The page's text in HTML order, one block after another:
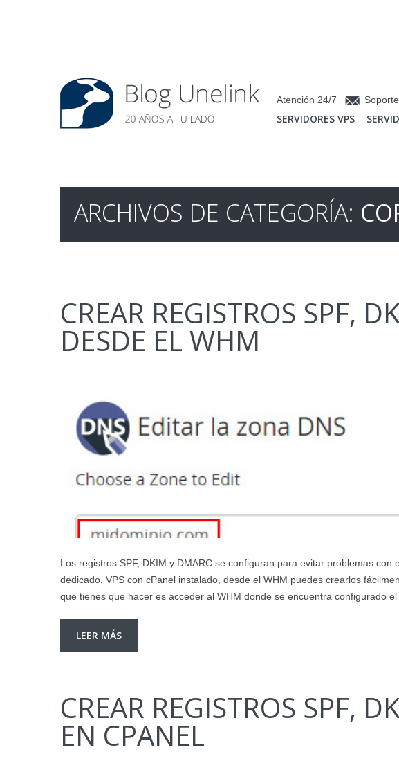
Atención 24/7 Soporte
SERVIDORES VPS
ARCHIVOS DE CATEGORÍA:
CREAR REGISTROS SPF,
DESDE EL WHM
Los registros SPF, DKIM y DMARC se configuran para evitar problemas
dedicado, VPS con cPanel instalado, desde el WHM puedes crearlos
que tienes que hacer es acceder al WHM donde se encuentra configurado
LEER MÁS
CREAR REGISTROS SPF,
EN CPANEL